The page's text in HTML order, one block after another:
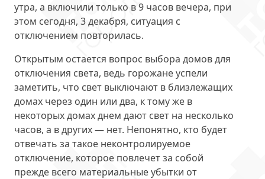
утра, а включили только в 9 часов вечера, при
этом сегодня, 3 декабря, ситуация с
отключением повторилась.
Открытым остается вопрос выбора домов для
отключения света, ведь горожане успели
заметить, что свет выключают в близлежащих
домах через один или два, к тому же в
некоторых домах днем дают свет на несколько
часов, а в других — нет. Непонятно, кто будет
отвечать за такое неконтролируемое
отключение, которое повлечет за собой
прежде всего материальные убытки от